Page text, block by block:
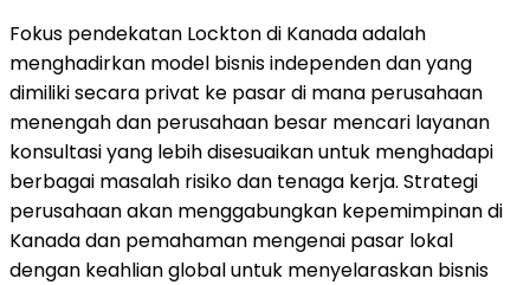
Fokus pendekatan Lockton di Kanada adalah
menghadirkan model bisnis independen dan yang
dimiliki secara privat ke pasar di mana perusahaan
menengah dan perusahaan besar mencari layanan
konsultasi yang lebih disesuaikan untuk menghadapi
berbagai masalah risiko dan tenaga kerja. Strategi
perusahaan akan menggabungkan kepemimpinan di
Kanada dan pemahaman mengenai pasar lokal
dengan keahlian global untuk menyelaraskan bisnis